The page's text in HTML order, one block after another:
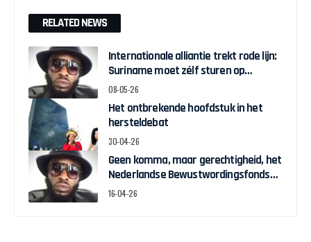
RELATED NEWS
Internationale alliantie trekt rode lijn:
Suriname moet zélf sturen op
herstelgelden
08-05-26
Het ontbrekende hoofdstuk in het
hersteldebat
30-04-26
Geen komma, maar gerechtigheid, het
Nederlandse Bewustwordingsfonds
en de strijd om zeggenschap
16-04-26